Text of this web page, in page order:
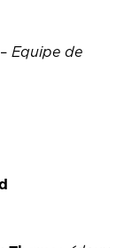
– Equipe de